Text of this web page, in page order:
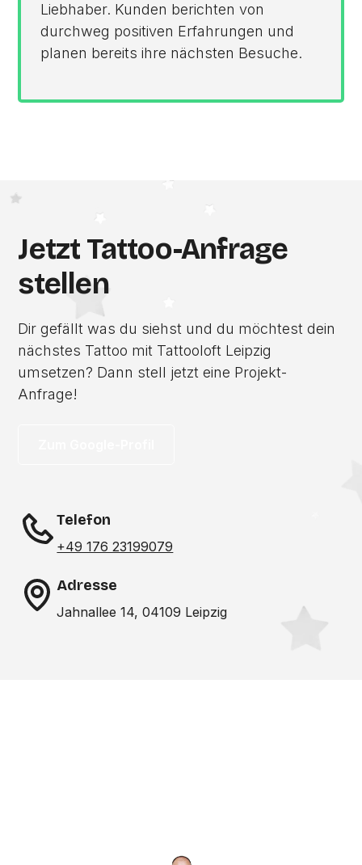
Liebhaber. Kunden berichten von
durchweg positiven Erfahrungen und
planen bereits ihre nächsten Besuche.
Jetzt Tattoo-Anfrage
stellen
Dir gefällt was du siehst und du möchtest dein
nächstes Tattoo mit Tattooloft Leipzig
umsetzen? Dann stell jetzt eine Projekt-
Anfrage!
Telefon
+49 176 23199079
Adresse
Jahnallee 14, 04109 Leipzig